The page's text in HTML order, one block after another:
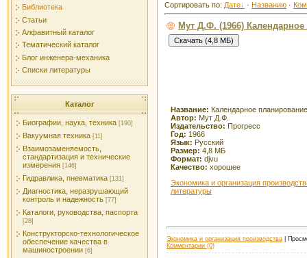
Библиотека
Статьи
Алфавитный каталог
Тематический каталог
Блог инженера-механика
Списки литературы
Каталог
Биографии, наука, техника [190]
Вакуумная техника [11]
Взаимозаменяемость,
стандартизация и технические
измерения [146]
Гидравлика, пневматика [131]
Диагностика, неразрушающий
контроль и надежность [77]
Каталоги, руководства, паспорта
[28]
Конструкторско-технологическое
обеспечение качества в
машиностроении [6]
Сортировать по: Дате · Названию ·
Мут Д.Ф. (1966)
Название: Календарное планирование
Автор: Мут Д.Ф.
Издательство: Прогресс
Год: 1966
Язык: Русский
Размер: 4,8 МБ
Формат: djvu
Качество: хорошее
Экономика и организация
литературы
Экономика и организация производства |
Комментарии (0)